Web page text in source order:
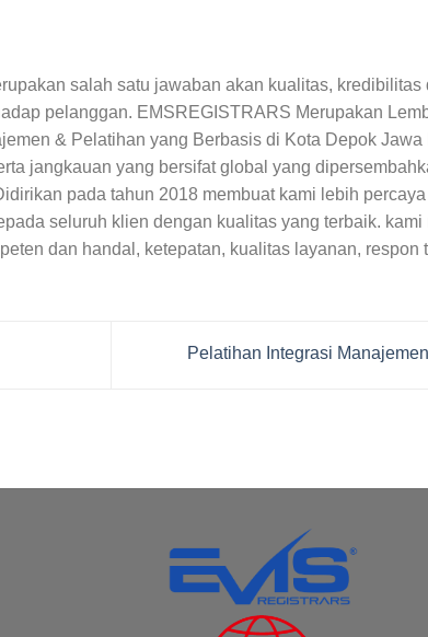
salah satu jawaban akan kualitas, kredibilitas
pelanggan. EMSREGISTRARS Merupakan
& Pelatihan yang Berbasis di Kota Depok Jawa
jangkauan yang bersifat global yang
pada tahun 2018 membuat kami lebih
seluruh klien dengan kualitas yang terbaik. kami
dan handal, ketepatan, kualitas layanan, respon
Pelatihan Integrasi